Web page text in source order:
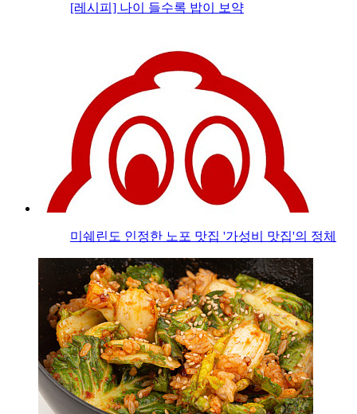
[레시피] 나이 들수록 밥이 보약
미쉐린도 인정한 노포 맛집 '가성비 맛집'의 정체